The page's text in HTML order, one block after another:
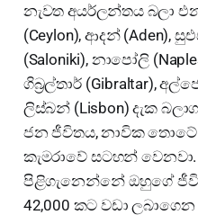
නැවත අයර්ලන්තය බලා
(Ceylon), ආදන් (Aden),
(Saloniki), නාපෝලි
ගිබ්‍රල්තාර් (Gibraltar),
ලිස්බන් (Lisbon) දැක
ජන ජීවිතය, නාවික තොටේ
කැමරාවේ සටහන්
පිළිගැනෙන්නේ ඔහුගේ
42,000 කට වඩා